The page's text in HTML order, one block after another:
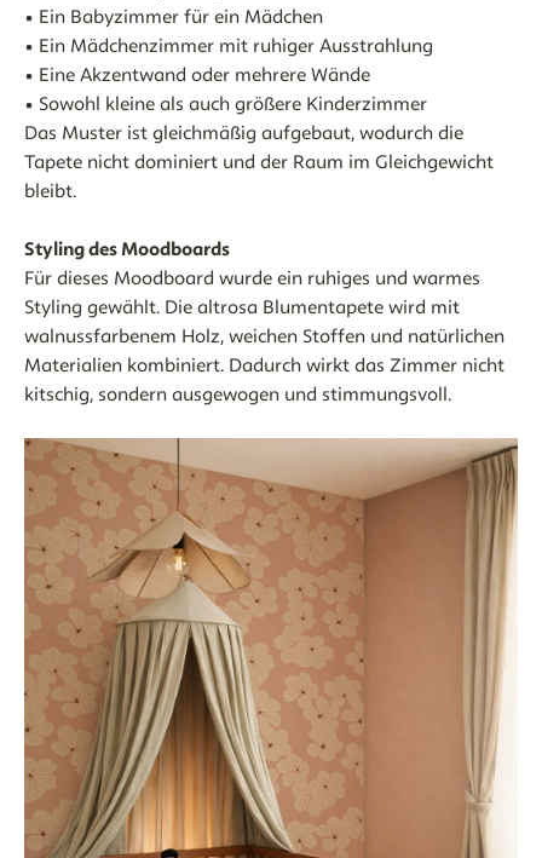
• Ein Babyzimmer für ein Mädchen
• Ein Mädchenzimmer mit ruhiger Ausstrahlung
• Eine Akzentwand oder mehrere Wände
• Sowohl kleine als auch größere Kinderzimmer
Das Muster ist gleichmäßig aufgebaut, wodurch die
Tapete nicht dominiert und der Raum im Gleichgewicht
bleibt.
Styling des Moodboards
Für dieses Moodboard wurde ein ruhiges und warmes
Styling gewählt. Die altrosa Blumentapete wird mit
walnussfarbenem Holz, weichen Stoffen und natürlichen
Materialien kombiniert. Dadurch wirkt das Zimmer nicht
kitschig, sondern ausgewogen und stimmungsvoll.